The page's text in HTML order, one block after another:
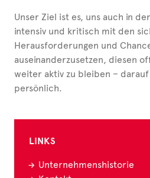
Unser Ziel ist es, uns auch in
intensiv und kritisch mit den
Herausforderungen und
auseinanderzusetzen, diesen
weiter aktiv zu bleiben –
persönlich.
LINKS
Unternehmenshistorie